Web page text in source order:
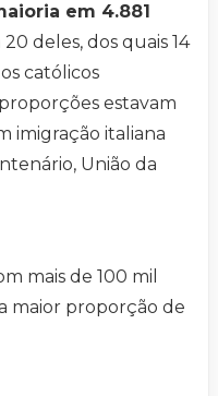
em 4.881
20 deles, dos quais 14
católicos
estavam
imigração italiana
União da
mais de 100 mil
maior proporção de